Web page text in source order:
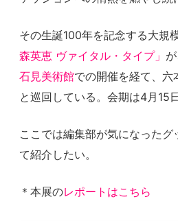
その生誕100年を記念する大規
森英恵 ヴァイタル・タイプ」
石見美術館での開催を経て、六
と巡回している。会期は4月15
ここでは編集部が気になったグ
て紹介したい。
＊本展のレポートはこちら